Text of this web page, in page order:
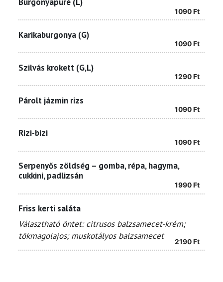
1090Ft
Karikaburgonya (G)
1090Ft
Szilvás krokett (G,L)
1290Ft
Párolt jázmin rizs
1090Ft
Rizi-bizi
1090Ft
Serpenyős zöldség – gomba, répa, hagyma,
cukkini, padlizsán
1990Ft
Friss kerti saláta
Választható öntet: citrusos balzsamecet-krém;
tökmagolajos; muskotályos balzsamecet
2190Ft